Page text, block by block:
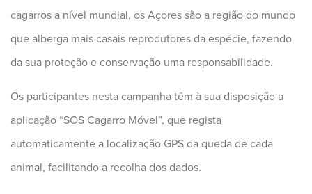
cagarros a nível mundial, os Açores são a região do mundo
que alberga mais casais reprodutores da espécie, fazendo
da sua proteção e conservação uma responsabilidade.
Os participantes nesta campanha têm à sua disposição a
aplicação “SOS Cagarro Móvel”, que regista
automaticamente a localização GPS da queda de cada
animal, facilitando a recolha dos dados.